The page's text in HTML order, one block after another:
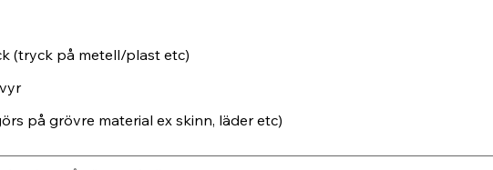
(tryck på metell/plast etc)
på grövre material ex skinn, läder etc)